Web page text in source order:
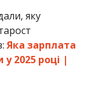
яку
Яка зарплата
2025 році |